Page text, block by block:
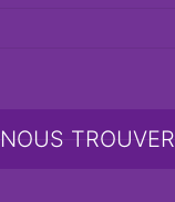
NOUS TROUVER